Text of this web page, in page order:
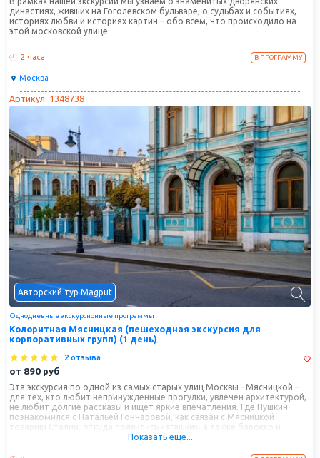
династиях, живших на Гоголевском бульваре, о судьбах и событиях,
историях любви и историях картин – обо всем, что происходило на
этой московской улице.
2 часа В ПРОГРАММУ
Москва
Артикул: 1348738
Авторский тур Magput
Однодневные экскурсионные программы
Колоритная Мясницкая (пешеходная экскурсия для
корпоративных групп) (1 день)
2 отзыва
от 890 руб
Эта экскурсия по одной из самых старых улиц Москвы - Мясницкой –
для тех, кто любит непринужденные прогулки, увлечен архитектурой,
не любит долгие рассказы и ищет яркие впечатления. Где Пушкин
познакомился с Натальей Гончаровой, как связан с Мясницкой
товарищ Сталин, откуда появились «агашки», а также барокко и
модерн, классицизм и конструктивизм, псевдорусский стиль и
Показать еще...